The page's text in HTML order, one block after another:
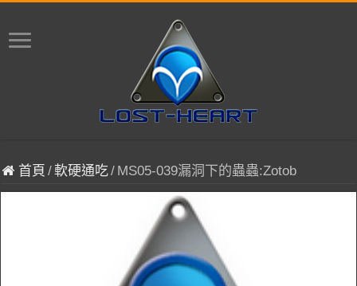
首頁 /軟硬通吃/ MS05-039漏洞下的蟲蟲:Zotob